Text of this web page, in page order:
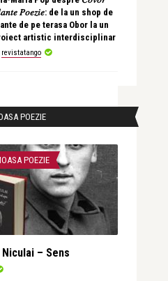
𝑃𝑜𝑒𝑧𝑖𝑒: de la un shop de
de pe terasa Obor la un
artistic interdisciplinar
revistatango
POEZIE
POEZIE
Niculai – Sens